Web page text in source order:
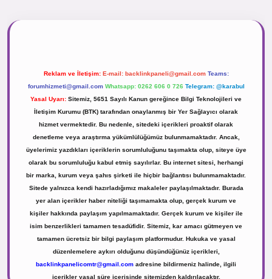
Reklam ve İletişim: E-mail: backlinkpaneli@gmail.com Teams:
forumhizmeti@gmail.com Whatsapp: 0262 606 0 726 Telegram: @karabul
Yasal Uyarı: Sitemiz, 5651 Sayılı Kanun gereğince Bilgi Teknolojileri ve
İletişim Kurumu (BTK) tarafından onaylanmış bir Yer Sağlayıcı olarak
hizmet vermektedir. Bu nedenle, sitedeki içerikleri proaktif olarak
denetleme veya araştırma yükümlülüğümüz bulunmamaktadır. Ancak,
üyelerimiz yazdıkları içeriklerin sorumluluğunu taşımakta olup, siteye üye
olarak bu sorumluluğu kabul etmiş sayılırlar. Bu internet sitesi, herhangi
bir marka, kurum veya şahıs şirketi ile hiçbir bağlantısı bulunmamaktadır.
Sitede yalnızca kendi hazırladığımız makaleler paylaşılmaktadır. Burada
yer alan içerikler haber niteliği taşımamakta olup, gerçek kurum ve
kişiler hakkında paylaşım yapılmamaktadır. Gerçek kurum ve kişiler ile
isim benzerlikleri tamamen tesadüfidir. Sitemiz, kar amacı gütmeyen ve
tamamen ücretsiz bir bilgi paylaşım platformudur. Hukuka ve yasal
düzenlemelere aykırı olduğunu düşündüğünüz içerikleri,
backlinkpanelicomtr@gmail.com adresine bildirmeniz halinde, ilgili
içerikler yasal süre içerisinde sitemizden kaldırılacaktır.